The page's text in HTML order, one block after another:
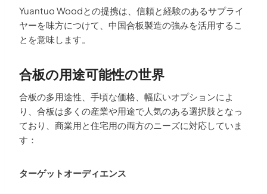
Yuantuo Woodとの提携は、信頼と経験のあるサプライ
ヤーを味方につけて、中国合板製造の強みを活用するこ
とを意味します。
合板の用途可能性の世界
合板の多用途性、手頃な価格、幅広いオプションによ
り、合板は多くの産業や用途で人気のある選択肢となっ
ており、商業用と住宅用の両方のニーズに対応していま
す：
ターゲットオーディエンス